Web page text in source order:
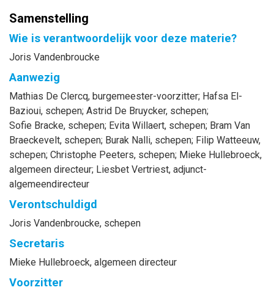
Samenstelling
Wie is verantwoordelijk voor deze materie?
Joris Vandenbroucke
Aanwezig
Mathias De Clercq, burgemeester-voorzitter; Hafsa El-
Bazioui, schepen; Astrid De Bruycker, schepen;
Sofie Bracke, schepen; Evita Willaert, schepen; Bram Van
Braeckevelt, schepen; Burak Nalli, schepen; Filip Watteeuw,
schepen; Christophe Peeters, schepen; Mieke Hullebroeck,
algemeen directeur; Liesbet Vertriest, adjunct-
algemeendirecteur
Verontschuldigd
Joris Vandenbroucke, schepen
Secretaris
Mieke Hullebroeck, algemeen directeur
Voorzitter